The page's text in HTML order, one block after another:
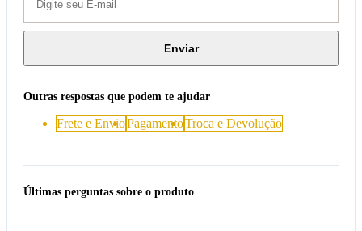
Enviar
Outras respostas que podem te ajudar
Frete e EnvioPagamentoTroca e Devolução
Últimas perguntas sobre o produto